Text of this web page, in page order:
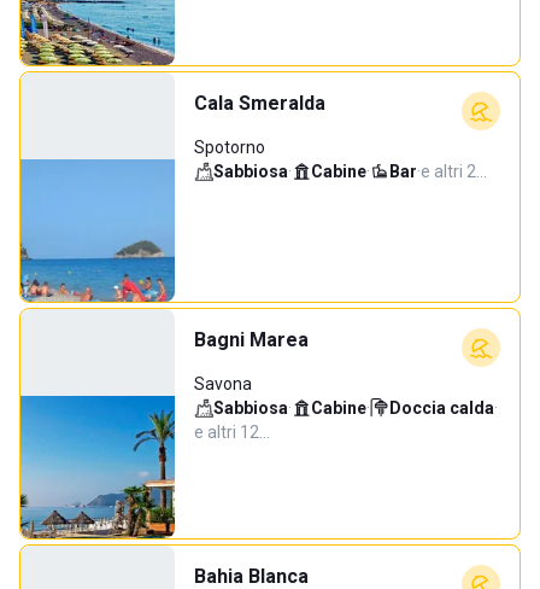
Cala Smeralda
Spotorno
Sabbiosa· Cabine· Bar·e altri 2…
Bagni Marea
Savona
Sabbiosa· Cabine· Doccia calda·
e altri 12…
Bahia Blanca